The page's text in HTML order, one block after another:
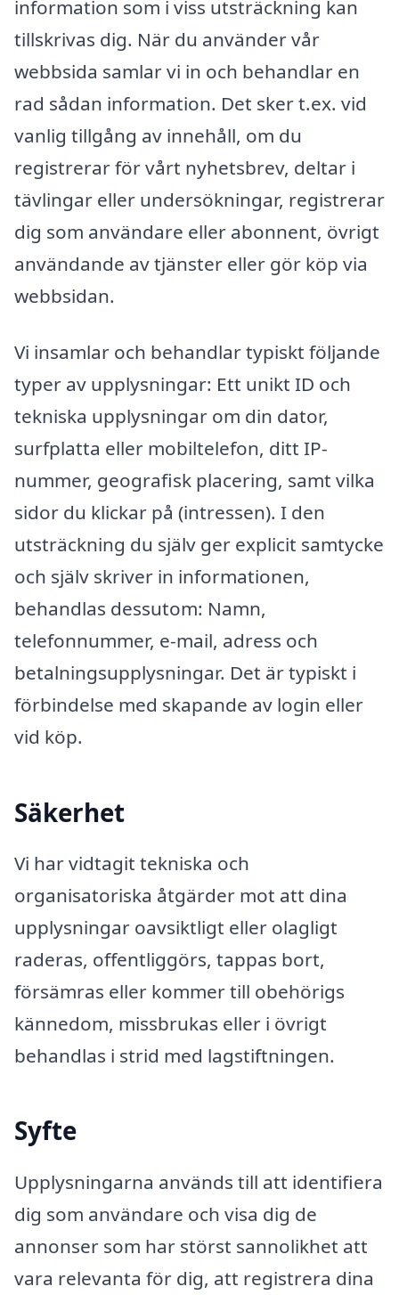
information som i viss utsträckning kan
tillskrivas dig. När du använder vår
webbsida samlar vi in och behandlar en
rad sådan information. Det sker t.ex. vid
vanlig tillgång av innehåll, om du
registrerar för vårt nyhetsbrev, deltar i
tävlingar eller undersökningar, registrerar
dig som användare eller abonnent, övrigt
användande av tjänster eller gör köp via
webbsidan.
Vi insamlar och behandlar typiskt följande
typer av upplysningar: Ett unikt ID och
tekniska upplysningar om din dator,
surfplatta eller mobiltelefon, ditt IP-
nummer, geografisk placering, samt vilka
sidor du klickar på (intressen). I den
utsträckning du själv ger explicit samtycke
och själv skriver in informationen,
behandlas dessutom: Namn,
telefonnummer, e-mail, adress och
betalningsupplysningar. Det är typiskt i
förbindelse med skapande av login eller
vid köp.
Säkerhet
Vi har vidtagit tekniska och
organisatoriska åtgärder mot att dina
upplysningar oavsiktligt eller olagligt
raderas, offentliggörs, tappas bort,
försämras eller kommer till obehörigs
kännedom, missbrukas eller i övrigt
behandlas i strid med lagstiftningen.
Syfte
Upplysningarna används till att identifiera
dig som användare och visa dig de
annonser som har störst sannolikhet att
vara relevanta för dig, att registrera dina